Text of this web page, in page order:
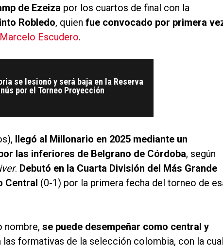
de Ezeiza por los cuartos de final con la
Robledo, quien fue convocado por primera
Marcelo Escudero.
se lesionó y será baja en la Reserva
por el Torneo Proyección
llegó al Millonario en 2025 mediante un
las inferiores de Belgrano de Córdoba, según
. Debutó en la Cuarta División del Más Grande
Central (0-1) por la primera fecha del torneo de
nombre, se puede desempeñar como central y
las formativas de la selección colombia, con la cual